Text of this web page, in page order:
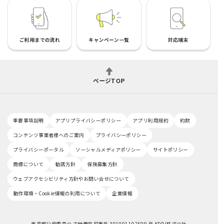
ご利用までの流れ キャンペーン一覧 対応端末
ページTOP
重要事項説明 アプリプライバシーポリシー アプリ利用規約
約款
コンテンツ事業者様へのご案内
プライバシーポリシー
プライバシーポータル
ソーシャルメディアポリシー
サイトポリシー
商標について
勧誘方針
保険募集方針
ウェブアクセシビリティ方針やお問い合せについて
動作環境・Cookie情報の利用について
企業情報